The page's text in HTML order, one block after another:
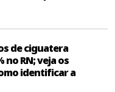
de ciguatera
no RN; veja os
identificar a